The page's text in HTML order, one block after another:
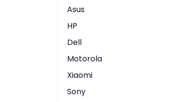
Asus
HP
Dell
Motorola
Xiaomi
Sony